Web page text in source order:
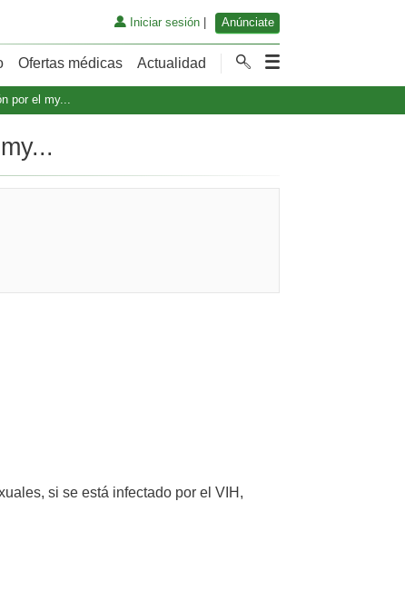
Iniciar sesión| Anúnciate
Ofertas médicas Actualidad
por el my...
si se está infectado por el VIH,